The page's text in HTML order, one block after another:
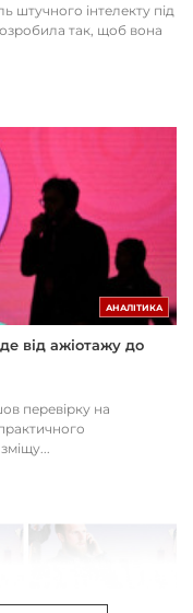
штучного інтелекту під
так, щоб вона
АНАЛІТИКА
від ажіотажу до
перевірку на